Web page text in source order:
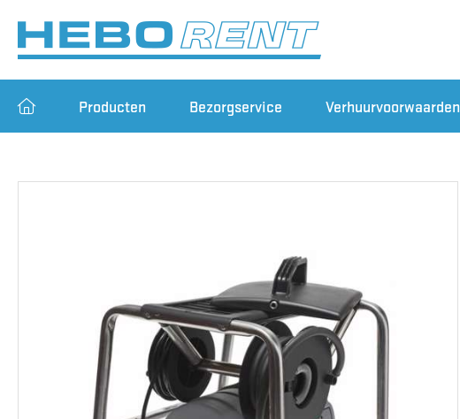
Producten Bezorgservice Verhuurvoorwaarden